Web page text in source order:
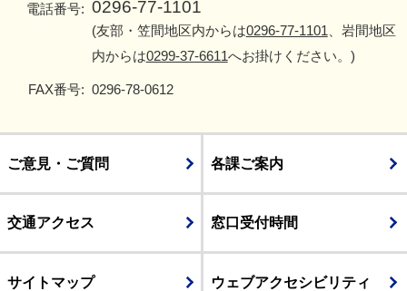
電話番号: 0296-77-1101
(友部・笠間地区内からは0296-77-1101 、岩間地区
内からは0299-37-6611へお掛けください。)
FAX番号: 0296-78-0612
ご意見・ご質問 各課ご案内
交通アクセス 窓口受付時間
サイトマップ ウェブアクセシビリティ